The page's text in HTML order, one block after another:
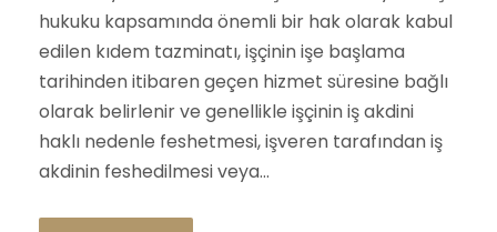
hukuku kapsamında önemli bir hak olarak kabul
edilen kıdem tazminatı, işçinin işe başlama
tarihinden itibaren geçen hizmet süresine bağlı
olarak belirlenir ve genellikle işçinin iş akdini
haklı nedenle feshetmesi, işveren tarafından iş
akdinin feshedilmesi veya...